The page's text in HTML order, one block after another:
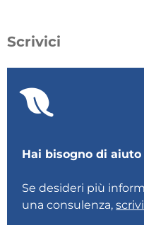
Scrivici
Hai bisogno di
Se desideri più
una consulenza,